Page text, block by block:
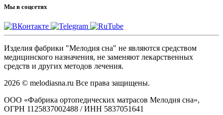
Мы в соцсетях
Изделия фабрики "Мелодия сна" не являются средством
медицинского назначения, не заменяют лекарственных
средств и других методов лечения.
2026 © melodiasna.ru Все права защищены.
ООО «Фабрика ортопедических матрасов Мелодия сна»,
ОГРН 1125837002488 / ИНН 5837051641